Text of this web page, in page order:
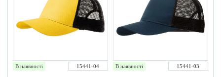
В наявності 15441-04 В наявності 15441-03